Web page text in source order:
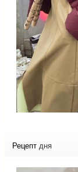
Рецепт дня